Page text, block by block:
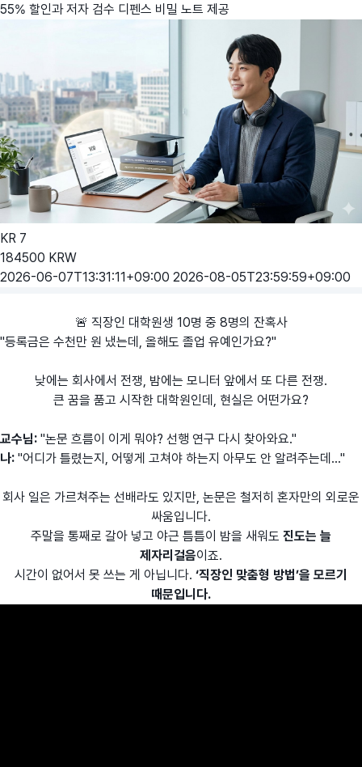
55% 할인과 저자 검수 디펜스 비밀 노트 제공
KR 7
184500 KRW
2026-06-07T13:31:11+09:00 2026-08-05T23:59:59+09:00
🚨 직장인 대학원생 10명 중 8명의 잔혹사
"등록금은 수천만 원 냈는데, 올해도 졸업 유예인가요?"
낮에는 회사에서 전쟁, 밤에는 모니터 앞에서 또 다른 전쟁.
큰 꿈을 품고 시작한 대학원인데, 현실은 어떤가요?
교수님: "논문 흐름이 이게 뭐야? 선행 연구 다시 찾아와요."
나: "어디가 틀렸는지, 어떻게 고쳐야 하는지 아무도 안 알려주는데..."
회사 일은 가르쳐주는 선배라도 있지만, 논문은 철저히 혼자만의 외로운
싸움입니다.
주말을 통째로 갈아 넣고 야근 틈틈이 밤을 새워도 진도는 늘
제자리걸음이죠.
시간이 없어서 못 쓰는 게 아닙니다. ‘직장인 맞춤형 방법’을 모르기
때문입니다.